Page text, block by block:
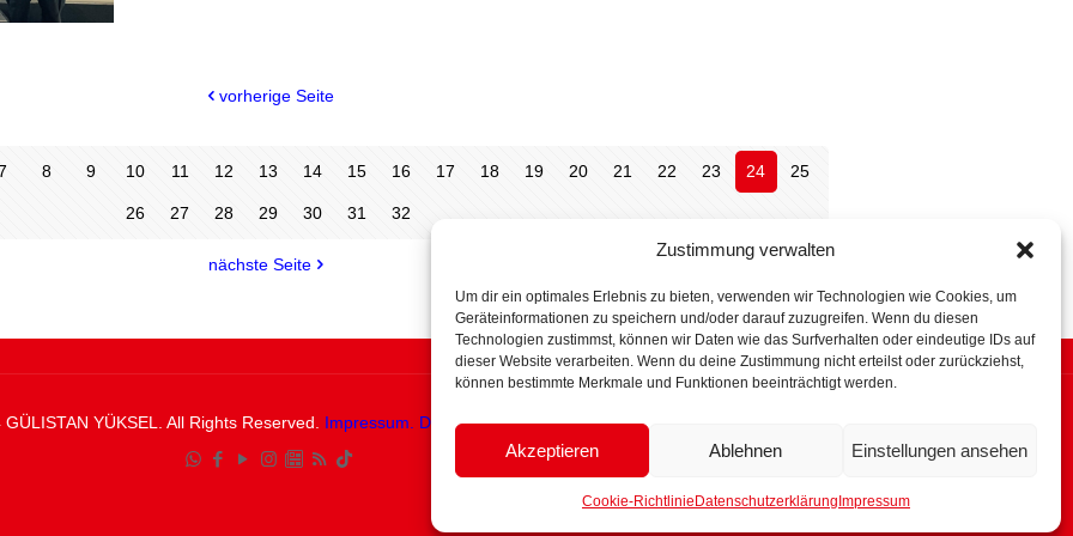
Zustimmung verwalten
Um dir ein optimales Erlebnis zu bieten, verwenden wir Technologien wie Cookies, um
Geräteinformationen zu speichern und/oder darauf zuzugreifen. Wenn du diesen
Technologien zustimmst, können wir Daten wie das Surfverhalten oder eindeutige IDs auf
dieser Website verarbeiten. Wenn du deine Zustimmung nicht erteilst oder zurückziehst,
können bestimmte Merkmale und Funktionen beeinträchtigt werden.
Akzeptieren Ablehnen Einstellungen ansehen
Cookie-Richtlinie Datenschutzerklärung Impressum
vorherige Seite
8 9 10 11 12 13 14 15 16 17 18 19 20 21 22 23 24 25
26 27 28 29 30 31 32
nächste Seite
YÜKSEL. All Rights Reserved. Impressum. Datenschutzerklärung.